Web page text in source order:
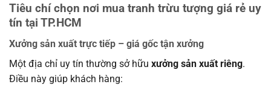
Tiêu chí chọn nơi mua tranh trừu tượng giá rẻ uy
tín tại TP.HCM
Xưởng sản xuất trực tiếp – giá gốc tận xưởng
Một địa chỉ uy tín thường sở hữu xưởng sản xuất riêng.
Điều này giúp khách hàng: